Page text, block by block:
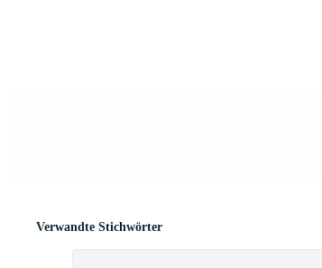
Verwandte Stichwörter